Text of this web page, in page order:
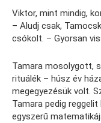
Viktor, mint mindig,
– Aludj csak,
csókolt. – Gyorsan
Tamara mosolygott,
rituálék – húsz év
megegyezésük volt.
Tamara pedig
egyszerű